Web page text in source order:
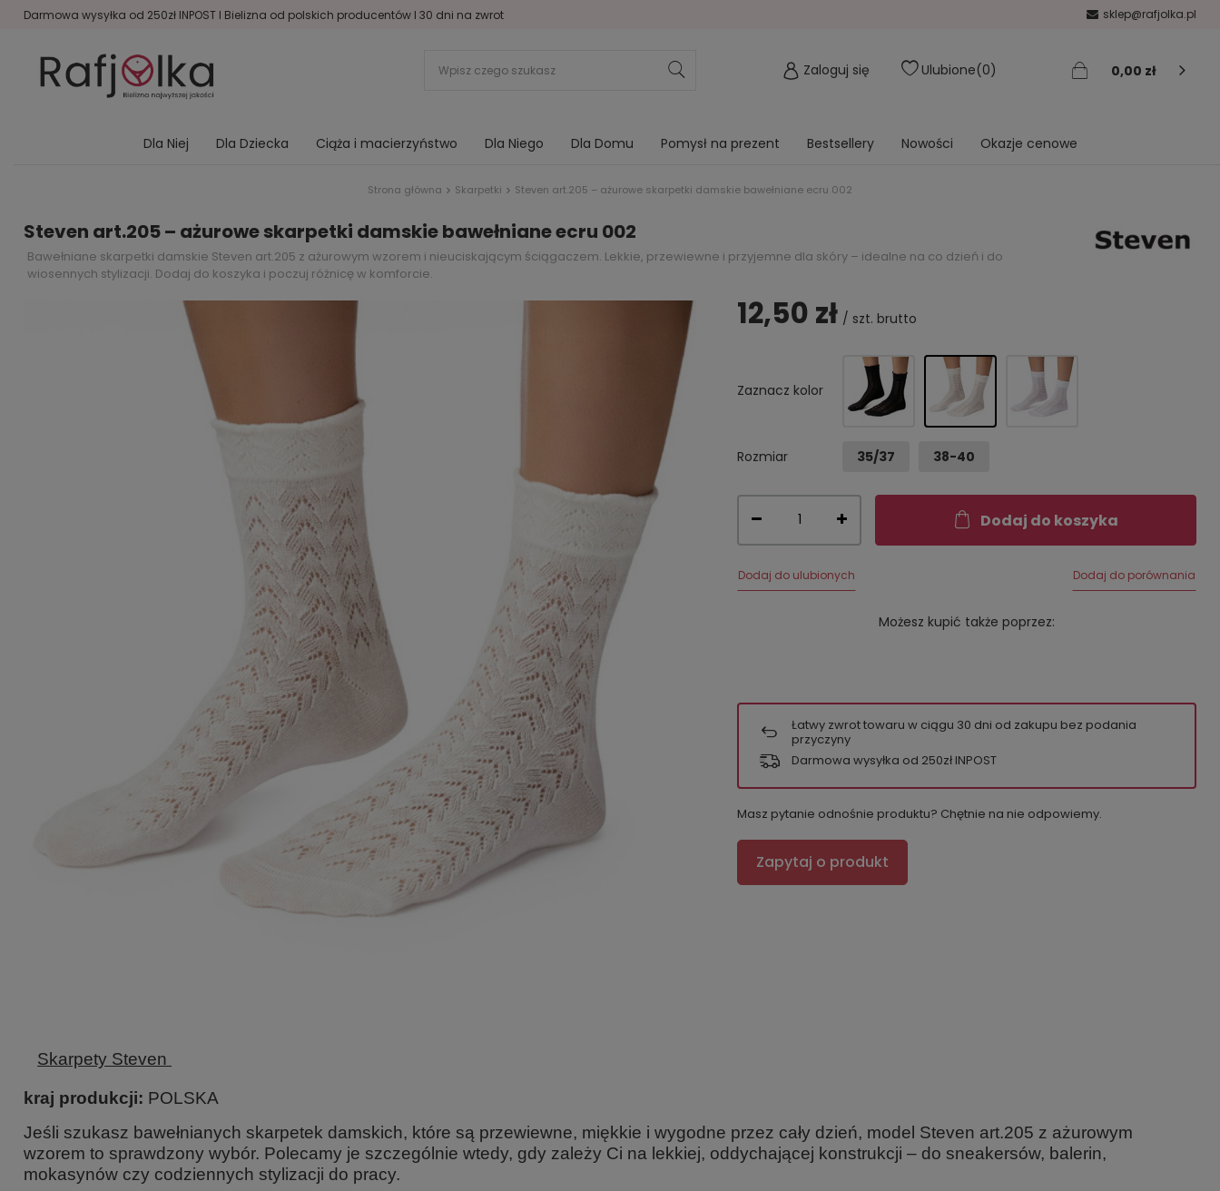
Darmowa wysyłka od 250zł INPOST I Bielizna od polskich producentów I 30 dni na zwrot sklep@rafjolka.pl
Zaloguj się Ulubione 0 0,00 zł
Dla Niej Dla Dziecka Ciąża i macierzyństwo Dla Niego Dla Domu Pomysł na prezent Bestsellery Nowości Okazje cenowe
Strona główna Skarpetki Steven art.205 – ażurowe skarpetki damskie bawełniane ecru 002
Steven art.205 – ażurowe skarpetki damskie bawełniane ecru 002
Bawełniane skarpetki damskie Steven art.205 z ażurowym wzorem i nieuciskającym ściągaczem. Lekkie, przewiewne i przyjemne dla skóry – idealne na co dzień i do
wiosennych stylizacji. Dodaj do koszyka i poczuj różnicę w komforcie.
12,50 zł / szt. brutto
Zaznacz kolor
Rozmiar 35/37 38-40
Dodaj do koszyka
Dodaj do ulubionych Dodaj do porównania
Możesz kupić także poprzez:
Łatwy zwrot towaru w ciągu 30 dni od zakupu bez podania
przyczyny
Darmowa wysyłka od 250zł INPOST
Masz pytanie odnośnie produktu? Chętnie na nie odpowiemy.
Zapytaj o produkt
Skarpety Steven
kraj produkcji: POLSKA
Jeśli szukasz bawełnianych skarpetek damskich, które są przewiewne, miękkie i wygodne przez cały dzień, model Steven art.205 z ażurowym
wzorem to sprawdzony wybór. Polecamy je szczególnie wtedy, gdy zależy Ci na lekkiej, oddychającej konstrukcji – do sneakersów, balerin,
mokasynów czy codziennych stylizacji do pracy.